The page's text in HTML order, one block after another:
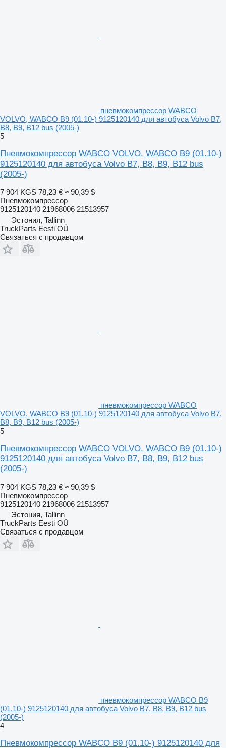
пневмокомпрессор WABCO
VOLVO, WABCO B9 (01.10-) 9125120140 для автобуса Volvo B7,
B8, B9, B12 bus (2005-)
5
Пневмокомпрессор WABCO VOLVO, WABCO B9 (01.10-)
9125120140 для автобуса Volvo B7, B8, B9, B12 bus
(2005-)
7 904 KGS 78,23 € ≈ 90,39 $
Пневмокомпрессор
9125120140 21968006 21513957
Эстония, Tallinn
TruckParts Eesti OÜ
Связаться с продавцом
пневмокомпрессор WABCO
VOLVO, WABCO B9 (01.10-) 9125120140 для автобуса Volvo B7,
B8, B9, B12 bus (2005-)
5
Пневмокомпрессор WABCO VOLVO, WABCO B9 (01.10-)
9125120140 для автобуса Volvo B7, B8, B9, B12 bus
(2005-)
7 904 KGS 78,23 € ≈ 90,39 $
Пневмокомпрессор
9125120140 21968006 21513957
Эстония, Tallinn
TruckParts Eesti OÜ
Связаться с продавцом
пневмокомпрессор WABCO B9
(01.10-) 9125120140 для автобуса Volvo B7, B8, B9, B12 bus
(2005-)
4
Пневмокомпрессор WABCO B9 (01.10-) 9125120140 для